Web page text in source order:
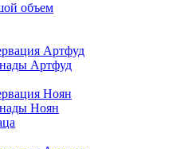
объем
Артфуд
Артфуд
Ноян
Ноян